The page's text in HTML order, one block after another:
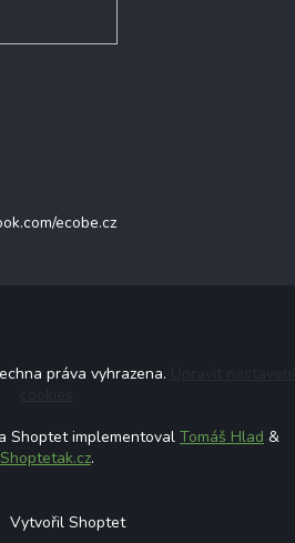
ecobe.cz
práva vyhrazena.
Shoptet implementoval Tomáš Hlad &
Shoptetak.cz.
Vytvořil Shoptet